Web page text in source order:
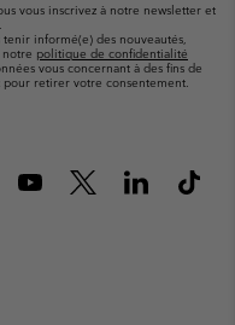
vous inscrivez à notre newsletter et
informé(e) des nouveautés,
politique de confidentialité
vous concernant à des fins de
pour retirer votre consentement.